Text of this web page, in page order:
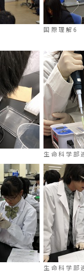
国際理解6
生命科学部
生命科学部